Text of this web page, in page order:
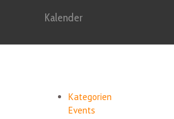
Kalender
Kategorien
Events